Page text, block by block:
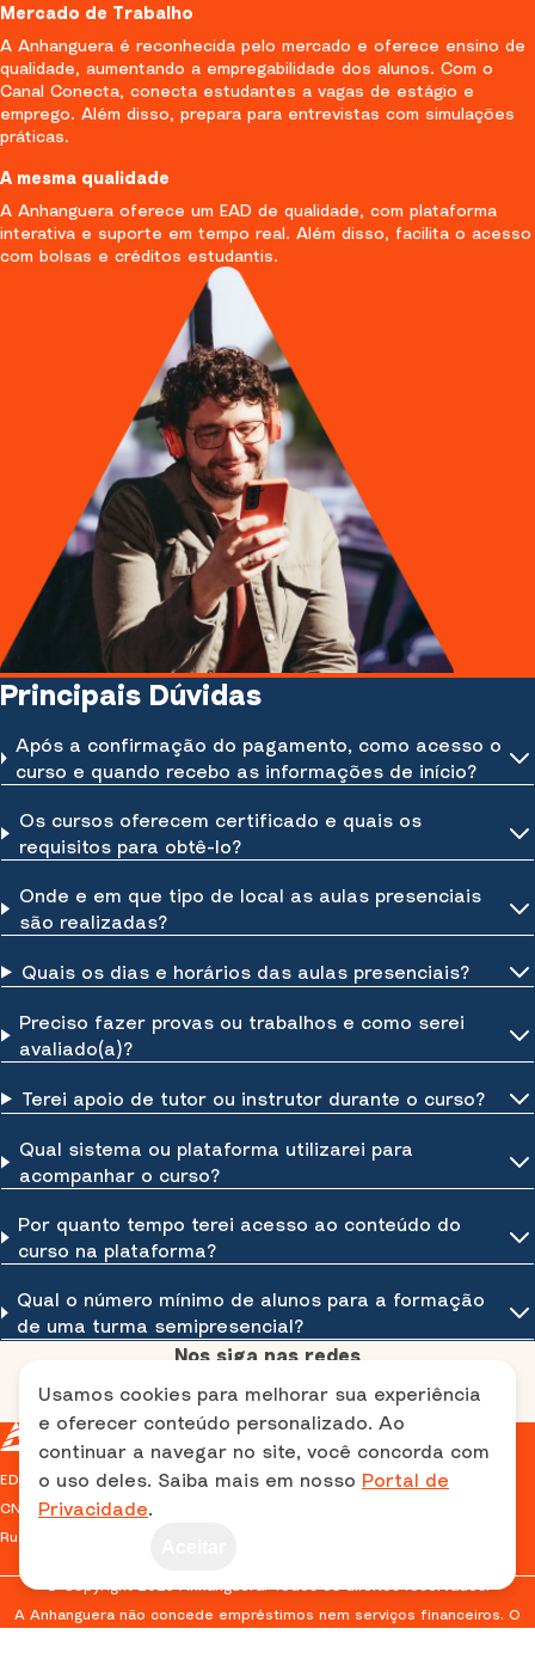
Mercado de Trabalho
A Anhanguera é reconhecida pelo mercado e oferece ensino de
qualidade, aumentando a empregabilidade dos alunos. Com o
Canal Conecta, conecta estudantes a vagas de estágio e
emprego. Além disso, prepara para entrevistas com simulações
práticas.
A mesma qualidade
A Anhanguera oferece um EAD de qualidade, com plataforma
interativa e suporte em tempo real. Além disso, facilita o acesso
com bolsas e créditos estudantis.
Principais Dúvidas
Após a confirmação do pagamento, como acesso o
curso e quando recebo as informações de início?
Os cursos oferecem certificado e quais os
requisitos para obtê-lo?
Onde e em que tipo de local as aulas presenciais
são realizadas?
Quais os dias e horários das aulas presenciais?
Preciso fazer provas ou trabalhos e como serei
avaliado(a)?
Terei apoio de tutor ou instrutor durante o curso?
Qual sistema ou plataforma utilizarei para
acompanhar o curso?
Por quanto tempo terei acesso ao conteúdo do
curso na plataforma?
Qual o número mínimo de alunos para a formação
de uma turma semipresencial?
Nos siga nas redes
EDITORA E DISTRIBUIDORA EDUCACIONAL S/A
CNPJ: 38.733.648/0001-40
Rua das Guajajaras, 591 - Lourdes - Belo Horizonte, MG
© Copyright 2025 Anhanguera. Todos os direitos reservados.
A Anhanguera não concede empréstimos nem serviços financeiros. O
parcelamento refere-se exclusivamente às formas de pagamento
Usamos cookies para melhorar sua experiência
e oferecer conteúdo personalizado. Ao
continuar a navegar no site, você concorda com
o uso deles. Saiba mais em nosso Portal de
Privacidade.